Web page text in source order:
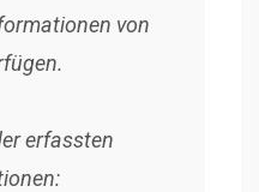
von
erfassten